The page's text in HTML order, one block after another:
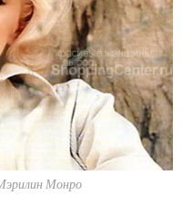
Монро